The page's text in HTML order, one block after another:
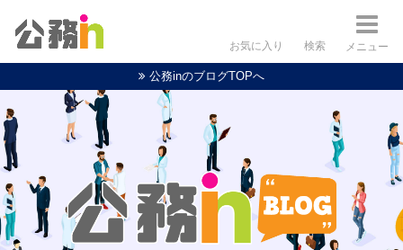
お気に入り 検索 メニュー
公務inのブログTOPへ